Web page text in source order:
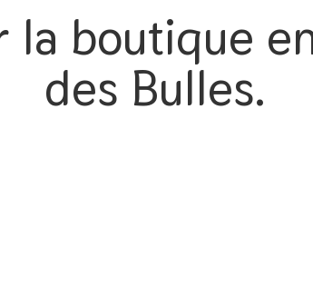
la boutique
des Bulles.